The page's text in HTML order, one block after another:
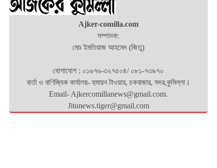
Ajker-comilla.com
সম্পাদক:
মোঃ ইমতিয়াজ আহমেদ (জিতু)
যোগাযোগ : ০১৬৭৬-৩২৭৫০৪/ ০৮১-৭৩৯৭০
বার্তা ও বাণিজ্যিক কার্যালয়- হুমায়ন টাওয়ার, চকবাজার, সদর,কুমিল্লা।
Email- Ajkercomillanews@gmail.com.
Jitunews.tiger@gmail.com